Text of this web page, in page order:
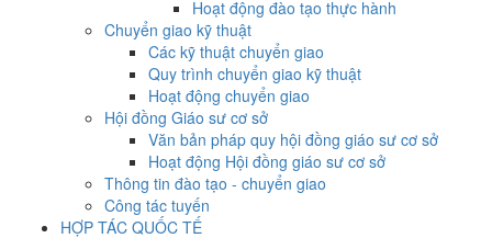
Hoạt động đào tạo thực hành
Chuyển giao kỹ thuật
Các kỹ thuật chuyển giao
Quy trình chuyển giao kỹ thuật
Hoạt động chuyển giao
Hội đồng Giáo sư cơ sở
Văn bản pháp quy hội đồng giáo sư cơ sở
Hoạt động Hội đồng giáo sư cơ sở
Thông tin đào tạo - chuyển giao
Công tác tuyến
HỢP TÁC QUỐC TẾ